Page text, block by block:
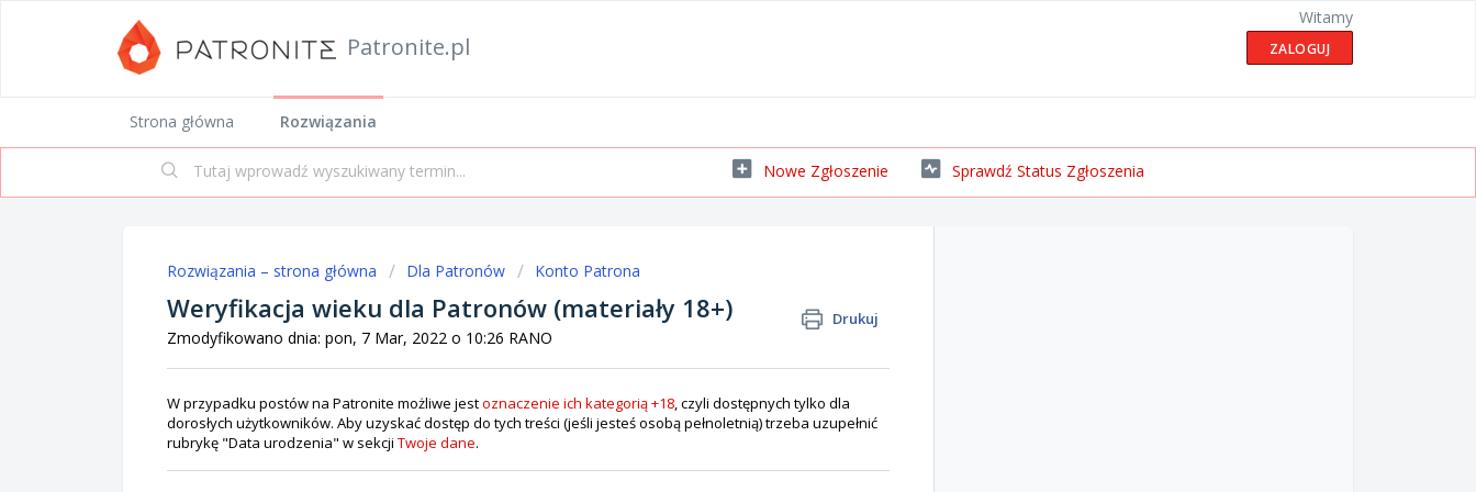
Patronite.pl
Witamy
ZALOGUJ
Strona główna Rozwiązania
Nowe Zgłoszenie Sprawdź Status Zgłoszenia
Rozwiązania – strona główna Dla Patronów Konto Patrona
Weryfikacja wieku dla Patronów (materiały 18+) Drukuj
Zmodyfikowano dnia: pon, 7 Mar, 2022 o 10:26 RANO
W przypadku postów na Patronite możliwe jestoznaczenie ich kategorią +18, czyli dostępnych tylko dla
dorosłych użytkowników. Aby uzyskać dostęp do tych treści (jeśli jesteś osobą pełnoletnią) trzeba uzupełnić
rubrykę "Data urodzenia" w sekcji Twoje dane.